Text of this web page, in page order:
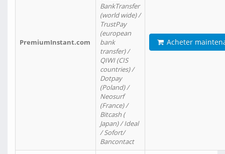
PremiumInstant.com
BankTransfer
(world wide) /
TrustPay
(european
bank
transfer) /
QIWI (CIS
countries) /
Dotpay
(Poland) /
Neosurf
(France) /
Bitcash (
Japan) / Ideal
/ Sofort/
Bancontact
Acheter